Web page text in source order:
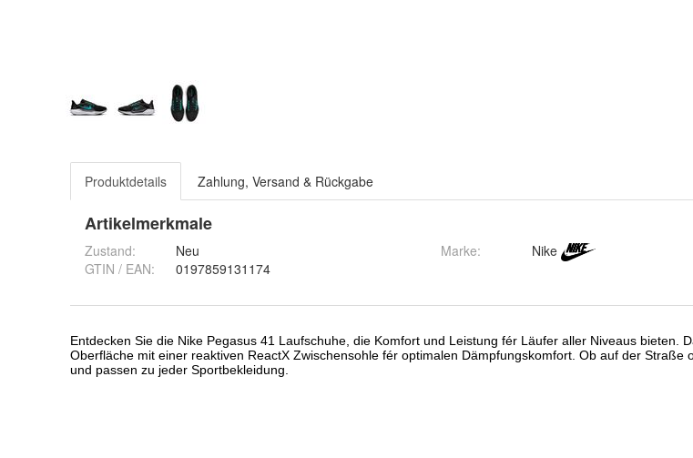
Produktdetails Zahlung, Versand & Rückgabe
Artikelmerkmale
Zustand:
Neu
GTIN / EAN:
0197859131174
Marke: Nike